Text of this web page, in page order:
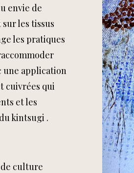
envie de
les tissus
les pratiques
une application
cuivrées qui
et les
kintsugi .
culture